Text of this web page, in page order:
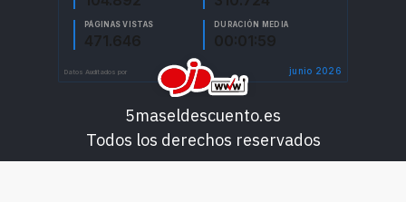
5maseldescuento.es
Todos los derechos reservados